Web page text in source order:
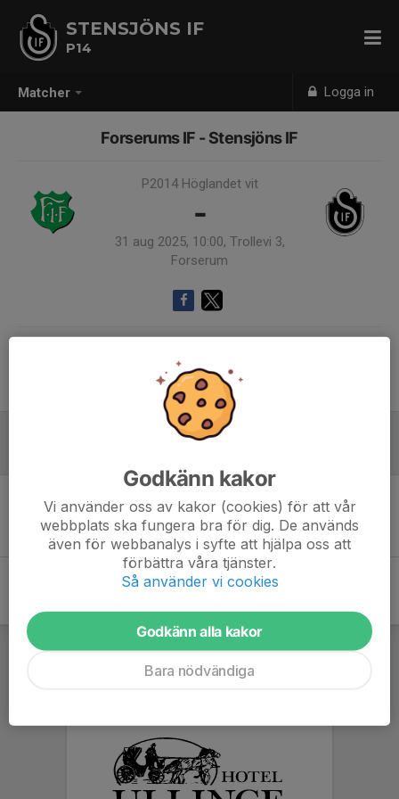
Matcher Logga in
STENSJÖNS IF
P14
Forserums IF - Stensjöns IF
P2014 Höglandet vit
-
31 aug 2025, 10:00, Trollevi 3,
Forserum
Endast kallade kunde anmäla sig till aktiviteten. 17 personer var kallade.
Logga in här
Inget referat skrivet
Godkänn kakor
Vi använder oss av kakor (cookies) för att vår
webbplats ska fungera bra för dig. De används
även för webbanalys i syfte att hjälpa oss att
förbättra våra tjänster.
Så använder vi cookies
Godkänn alla kakor
Bara nödvändiga